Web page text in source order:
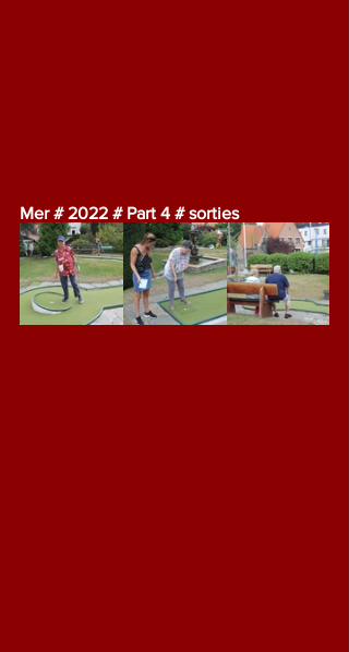
Mer # 2022 # Part 4 # sorties